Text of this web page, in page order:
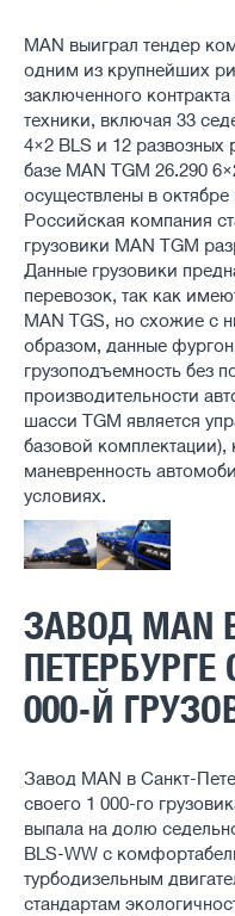
MAN выиграл тендер
одним из крупнейших
заключенного
техники, включая 33
4×2 BLS и 12
базе MAN TGM 26.290
осуществлены в октябре
Российская компания
грузовики MAN TGM
Данные грузовики
перевозок, так как
MAN TGS, но схожие с
образом, данные
грузоподъемность без
производительности
шасси TGM является
базовой комплектации),
маневренность
условиях.
ЗАВОД MAN
ПЕТЕРБУРГЕ
000-Й
Завод MAN в Санкт-
своего 1 000-го
выпала на долю
BLS-WW с
турбодизельным
стандартам